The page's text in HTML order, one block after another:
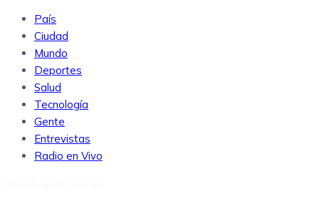
País
Ciudad
Mundo
Deportes
Salud
Tecnología
Gente
Entrevistas
Radio en Vivo